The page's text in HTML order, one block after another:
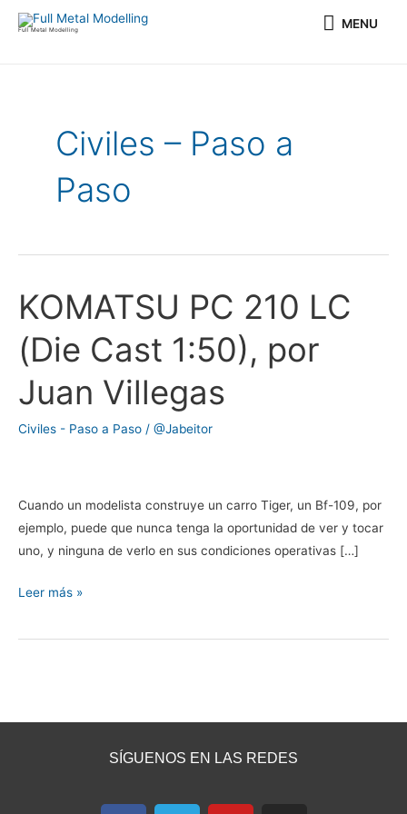
Full Metal Modelling MENU
MENU
Civiles – Paso a
Paso
KOMATSU PC 210 LC
(Die Cast 1:50), por
Juan Villegas
Civiles - Paso a Paso / @Jabeitor
Cuando un modelista construye un carro Tiger, un Bf-109, por
ejemplo, puede que nunca tenga la oportunidad de ver y tocar
uno, y ninguna de verlo en sus condiciones operativas […]
KOMATSU
PC
210
LC
(Die
Cast
1:50),
Villegas
Leer más »
SÍGUENOS EN LAS REDES